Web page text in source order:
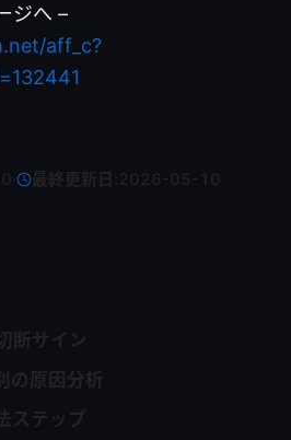
ジへ –
aff_c?
最終更新日: